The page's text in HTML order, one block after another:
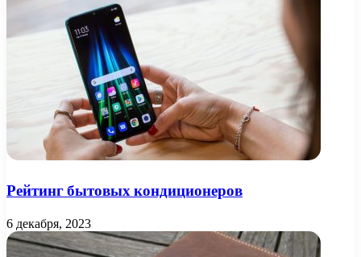
Рейтинг бытовых кондиционеров
6 декабря, 2023